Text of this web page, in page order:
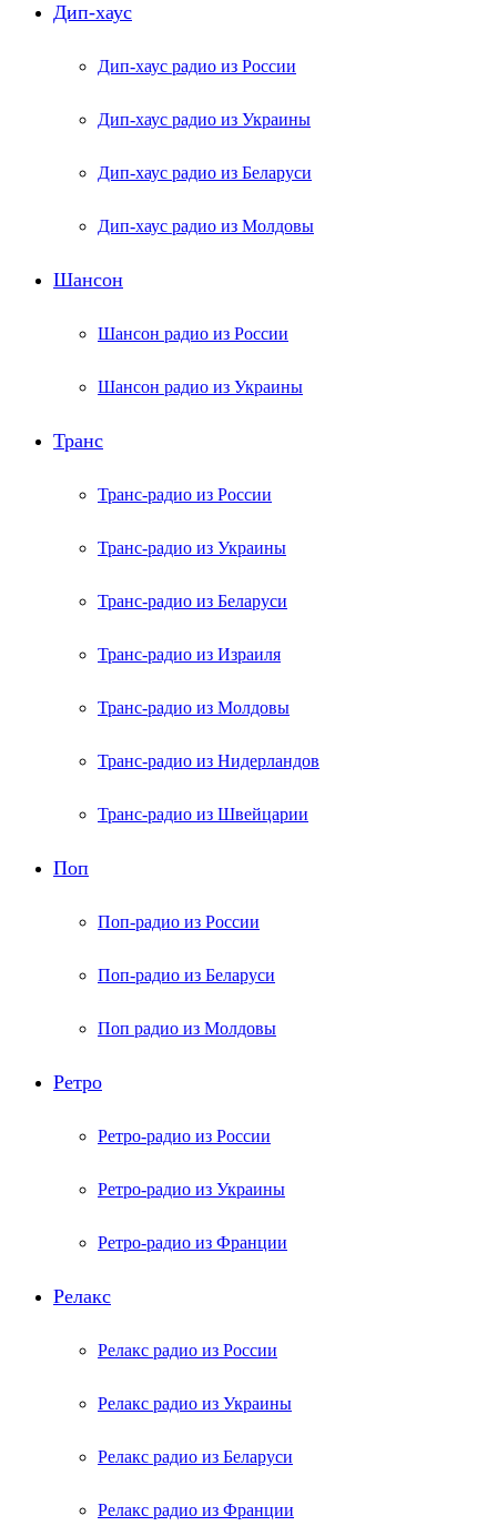
Дип-хаус
Дип-хаус радио из России
Дип-хаус радио из Украины
Дип-хаус радио из Беларуси
Дип-хаус радио из Молдовы
Шансон
Шансон радио из России
Шансон радио из Украины
Транс
Транс-радио из России
Транс-радио из Украины
Транс-радио из Беларуси
Транс-радио из Израиля
Транс-радио из Молдовы
Транс-радио из Нидерландов
Транс-радио из Швейцарии
Поп
Поп-радио из России
Поп-радио из Беларуси
Поп радио из Молдовы
Ретро
Ретро-радио из России
Ретро-радио из Украины
Ретро-радио из Франции
Релакс
Релакс радио из России
Релакс радио из Украины
Релакс радио из Беларуси
Релакс радио из Франции